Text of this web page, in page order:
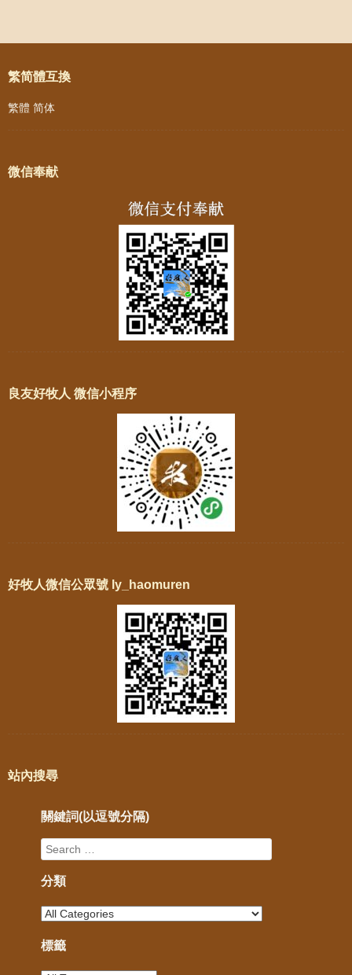
Post navigation
繁简體互換
繁體 简体
微信奉献
良友好牧人 微信小程序
好牧人微信公眾號 ly_haomuren
站內搜尋
關鍵詞(以逗號分隔)
分類
標籤